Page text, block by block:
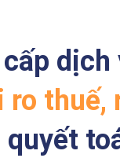
thuế,